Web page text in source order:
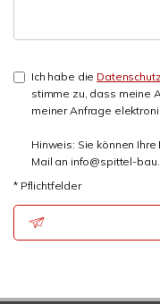
Ich habe die
stimme zu, dass meine
meiner Anfrage
Hinweis: Sie können
Mail an info@spittel-
* Pflichtfelder